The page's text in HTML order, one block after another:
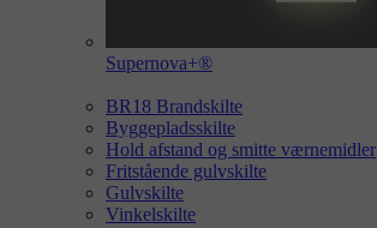
Supernova+®
BR18 Brandskilte
Byggepladsskilte
Hold afstand og smitte værnemidler
Fritstående gulvskilte
Gulvskilte
Vinkelskilte